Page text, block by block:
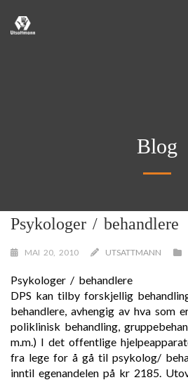
Blog
Psykologer / behandlere
MAI 20, 2010 UTSATTMANN
Psykologer / behandlere
DPS kan tilby forskjellig
behandlere, avhengig av hva som
poliklinisk behandling,
m.m.) I det offentlige
fra lege for å gå til psykolog/
inntil egenandelen på kr 2185.